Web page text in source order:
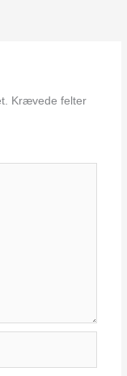
Krævede felter